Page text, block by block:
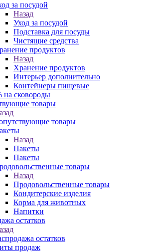
за посудой
Назад
Уход за посудой
Подставка для посуды
Чистящие средства
продуктов
Назад
Хранение продуктов
Интерьер дополнительно
Контейнеры пищевые
на сковороды
товары
товары
Назад
Пакеты
Пакеты
товары
Назад
Продовольственные товары
Кондитерские изделия
Корма для животных
Напитки
остатков
остатков
продаж